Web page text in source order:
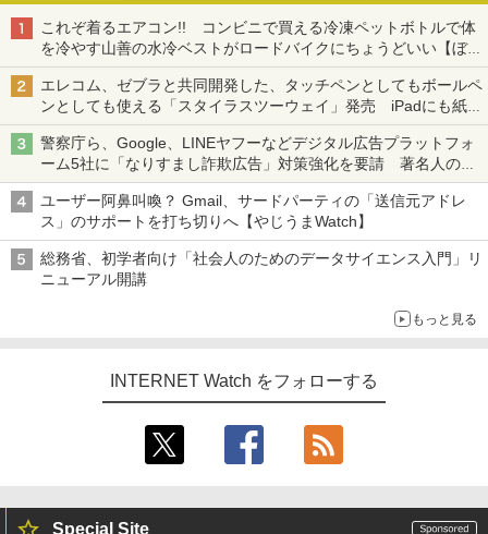
これぞ着るエアコン!! コンビニで買える冷凍ペットボトルで体
を冷やす山善の水冷ベストがロードバイクにちょうどいい【ぼっ
ち・ざ・ろーど！その14】【空いた時間でなにしてる？】
エレコム、ゼブラと共同開発した、タッチペンとしてもボールペ
ンとしても使える「スタイラスツーウェイ」発売 iPadにも紙に
も、持ち替えずに書き込める
警察庁ら、Google、LINEヤフーなどデジタル広告プラットフォ
ーム5社に「なりすまし詐欺広告」対策強化を要請 著名人の写
真や映像を使った投資詐欺などへの対策として
ユーザー阿鼻叫喚？ Gmail、サードパーティの「送信元アドレ
ス」のサポートを打ち切りへ【やじうまWatch】
総務省、初学者向け「社会人のためのデータサイエンス入門」リ
ニューアル開講
もっと見る
INTERNET Watch をフォローする
Special Site